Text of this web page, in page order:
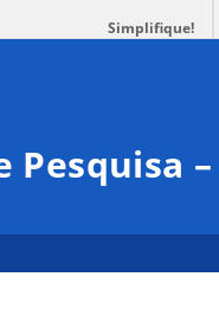
Simplifique!
–